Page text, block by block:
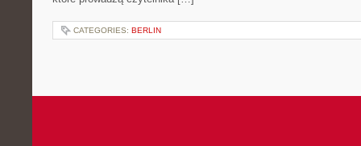
CATEGORIES: BERLIN